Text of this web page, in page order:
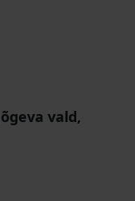
vald,